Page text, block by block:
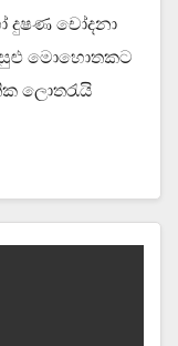
දුෂණ චෝදනා
මොහොතකට
ලොතරැයි